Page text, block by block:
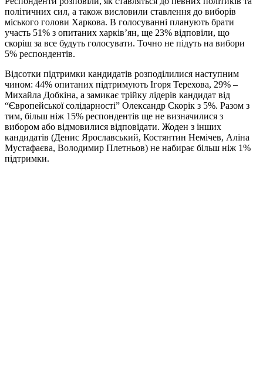
політичних сил, а також висловили ставлення до виборів
міського голови Харкова. В голосуванні планують брати
участь 51% з опитаних харків’ян, ще 23% відповіли, що
скоріш за все будуть голосувати. Точно не підуть на вибори
5% респондентів.
Відсотки підтримки кандидатів розподілилися наступним
чином: 44% опитаних підтримують Ігоря Терехова, 29% –
Михайла Добкіна, а замикає трійку лідерів кандидат від
“Європейської солідарності” Олександр Скорік з 5%. Разом з
тим, більш ніж 15% респондентів ще не визначилися з
вибором або відмовилися відповідати. Жоден з інших
кандидатів (Денис Ярославський, Костянтин Немічев, Аліна
Мустафаєва, Володимир Плетньов) не набирає більш ніж 1%
підтримки.